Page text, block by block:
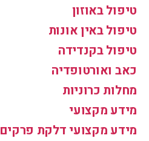
טיפול באוזון
טיפול באין אונות
טיפול בקנדידה
כאב ואורטופדיה
מחלות כרוניות
מידע מקצועי
מידע מקצועי דלקת פרקים